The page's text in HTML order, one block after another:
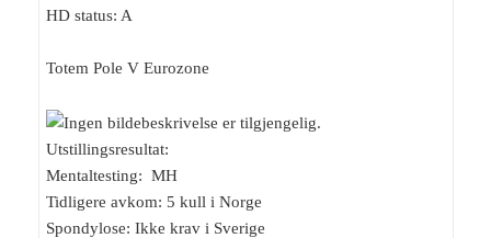
HD status: A
Totem Pole V Eurozone
Utstillingsresultat:
Mentaltesting: MH
Tidligere avkom: 5 kull i Norge
Spondylose: Ikke krav i Sverige